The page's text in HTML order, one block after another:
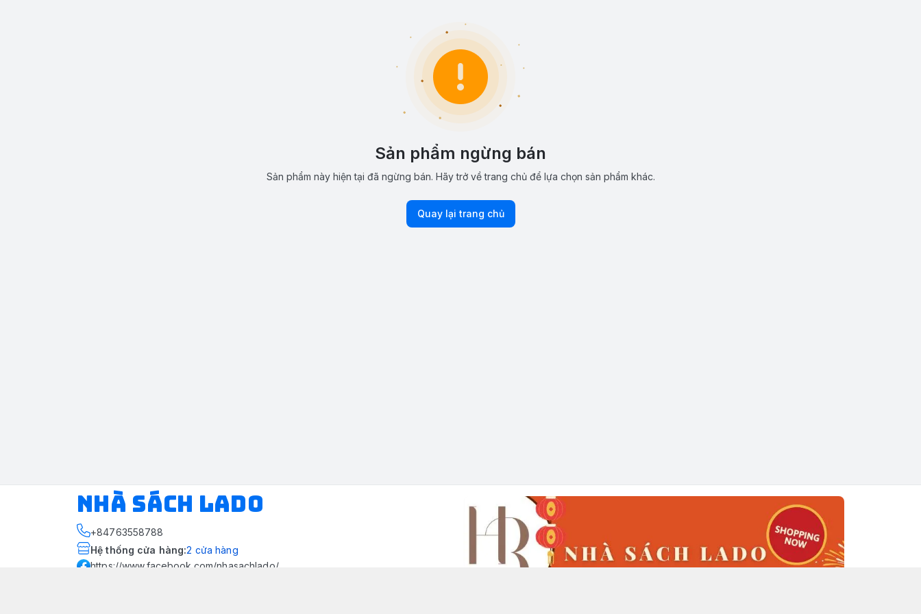
Sản phẩm ngừng bán
Sản phẩm này hiện tại đã ngừng bán. Hãy trở về trang chủ để lựa chọn sản phẩm khác.
Quay lại trang chủ
NHÀ SÁCH LADO
+84763558788
Hệ thống cửa hàng:2 cửa hàng
https://www.facebook.com/nhasachlado/